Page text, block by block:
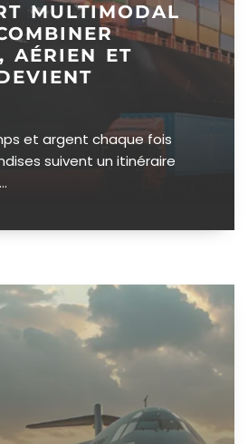
MULTIMODAL
AÉRIEN ET
et argent chaque fois
suivent un itinéraire